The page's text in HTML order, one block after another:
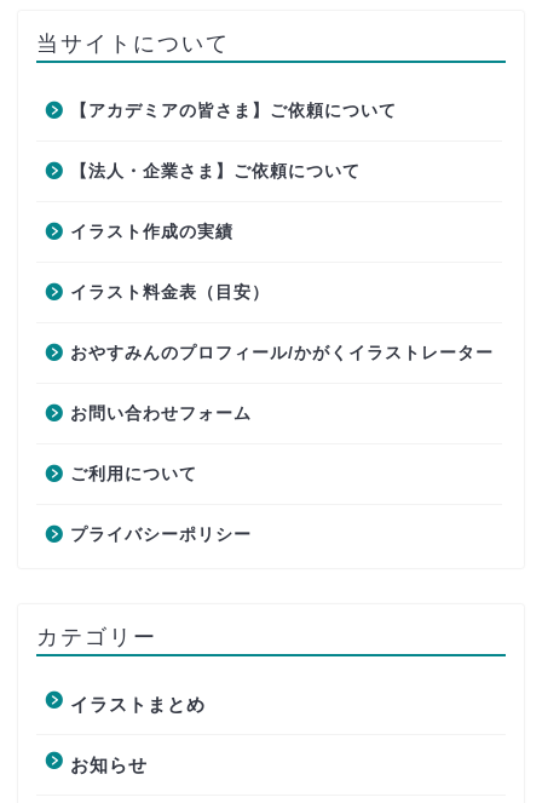
当サイトについて
【アカデミアの皆さま】ご依頼について
【法人・企業さま】ご依頼について
イラスト作成の実績
イラスト料金表（目安）
おやすみんのプロフィール/かがくイラストレーター
お問い合わせフォーム
ご利用について
プライバシーポリシー
カテゴリー
イラストまとめ
お知らせ